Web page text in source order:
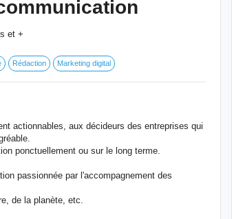
et +
Rédaction Marketing digital
actionnables, aux décideurs des entreprises qui
ponctuellement ou sur le long terme.
passionnée par l'accompagnement des
de la planète, etc.